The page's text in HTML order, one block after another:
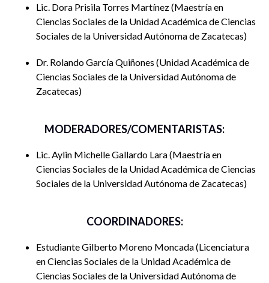
sortear estas mujeres para poder entrar al ámbito laboral y
que, su trabajo, pueda ser retribuido. La demarcación
temporal del estudio se inscribe en el periodo que
Lic. Dora Prisila Torres Martínez Maestría en
Ciencias Sociales de la Unidad Académica de Ciencias
Sociales de la Universidad Autónoma de Zacatecas
Dr. Rolando García Quiñones Unidad Académica de
Ciencias Sociales de la Universidad Autónoma de
Zacatecas
MODERADORES/COMENTARISTAS:
Lic. Aylin Michelle Gallardo Lara Maestría en
Ciencias Sociales de la Unidad Académica de Ciencias
Sociales de la Universidad Autónoma de Zacatecas
COORDINADORES:
Estudiante Gilberto Moreno Moncada Licenciatura
en Ciencias Sociales de la Unidad Académica de
Ciencias Sociales de la Universidad Autónoma de